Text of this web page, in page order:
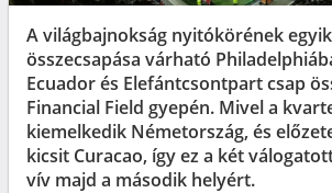
A világbajnokság nyitókörének
összecsapása várható
Ecuador és Elefántcsontpart csap
Financial Field gyepén. Mivel a
kiemelkedik Németország, és
kicsit Curacao, így ez a két
vív majd a második helyért.